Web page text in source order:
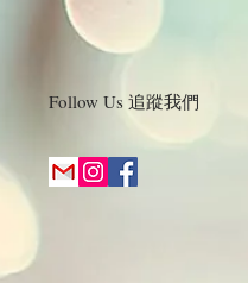
Follow Us 追蹤我們